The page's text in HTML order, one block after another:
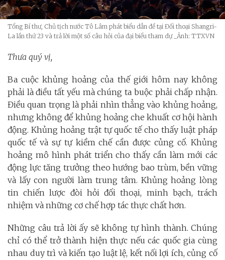
Tổng Bí thư, Chủ tịch nước Tô Lâm phát biểu dẫn đề tại Đối thoại Shangri-
La lần thứ 23 và trả lời một số câu hỏi của đại biểu tham dự _Ảnh: TTXVN
Thưa quý vị,
Ba cuộc khủng hoảng của thế giới hôm nay không
phải là điều tất yếu mà chúng ta buộc phải chấp nhận.
Điều quan trọng là phải nhìn thẳng vào khủng hoảng,
nhưng không để khủng hoảng che khuất cơ hội hành
động. Khủng hoảng trật tự quốc tế cho thấy luật pháp
quốc tế và sự tự kiềm chế cần được củng cố. Khủng
hoảng mô hình phát triển cho thấy cần làm mới các
động lực tăng trưởng theo hướng bao trùm, bền vững
và lấy con người làm trung tâm. Khủng hoảng lòng
tin chiến lược đòi hỏi đối thoại, minh bạch, trách
nhiệm và những cơ chế hợp tác thực chất hơn.
Những câu trả lời ấy sẽ không tự hình thành. Chúng
chỉ có thể trở thành hiện thực nếu các quốc gia cùng
nhau duy trì và kiến tạo luật lệ, kết nối lợi ích, củng cố